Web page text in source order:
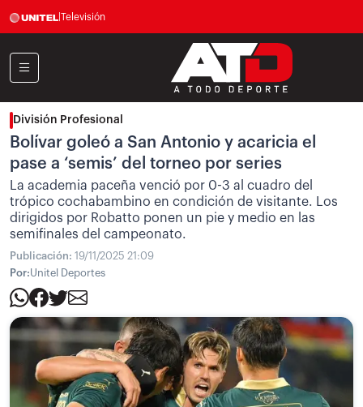
Televisión
División Profesional
Bolívar goleó a San Antonio y acaricia el
pase a ‘semis’ del torneo por series
La academia paceña venció por 0-3 al cuadro del
trópico cochabambino en condición de visitante. Los
dirigidos por Robatto ponen un pie y medio en las
semifinales del campeonato.
Publicación: 19/11/2025 21:09
Por:Unitel Deportes